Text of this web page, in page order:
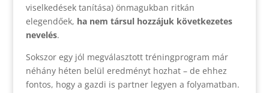
viselkedések tanítása) önmagukban ritkán
elegendőek, ha nem társul hozzájuk következetes
nevelés.
Sokszor egy jól megválasztott tréningprogram már
néhány héten belül eredményt hozhat – de ehhez
fontos, hogy a gazdi is partner legyen a folyamatban.